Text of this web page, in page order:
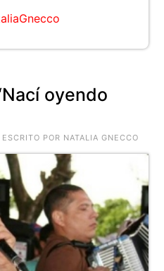
oyendo
POR NATALIA GNECCO